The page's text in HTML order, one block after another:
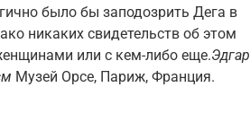
было бы заподозрить Дега в
никаких свидетельств об этом
или с кем-либо еще.Эдгар
Музей Орсе, Париж, Франция.